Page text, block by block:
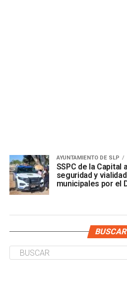
AYUNTAMIENTO DE SLP
SSPC de la
seguridad y
municipales por el
BUSCAR